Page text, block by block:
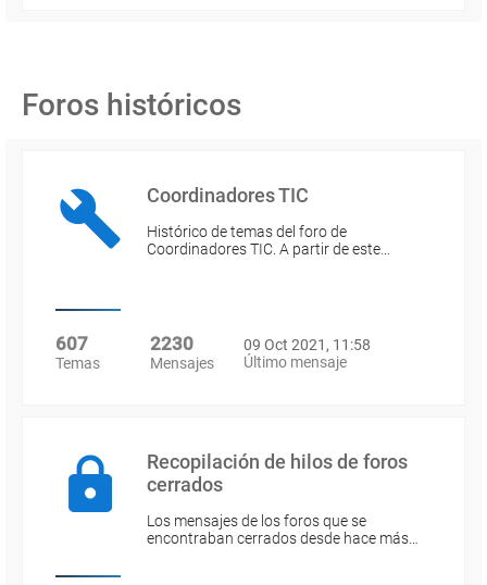
Foros históricos
Coordinadores TIC
Histórico de temas del foro de
Coordinadores TIC. A partir de este…
607
Temas
2230
Mensajes
09 Oct 2021, 11:58
Último mensaje
Recopilación de hilos de foros
cerrados
Los mensajes de los foros que se
encontraban cerrados desde hace más…